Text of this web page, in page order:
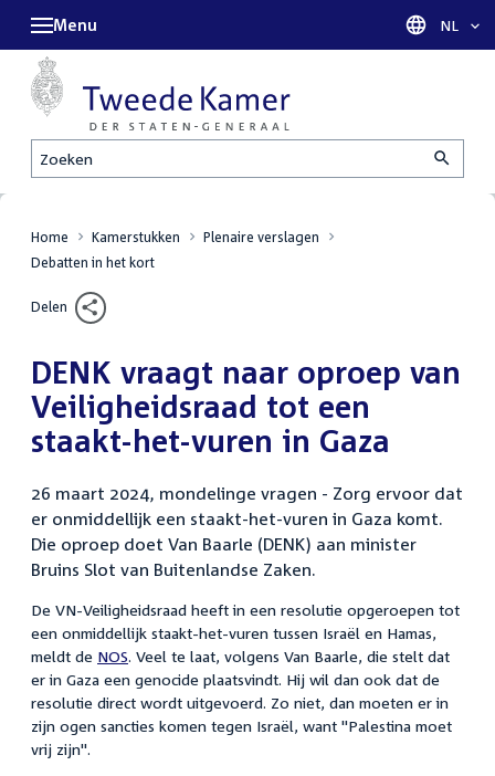
Zoeken
Menu Taal
NL
Home Kamerstukken
Plenaire verslagen
Debatten in het kort
Delen
DENK vraagt naar oproep van
Veiligheidsraad tot een
staakt-het-vuren in Gaza
26 maart 2024, mondelinge vragen - Zorg ervoor dat
er onmiddellijk een staakt-het-vuren in Gaza komt.
Die oproep doet Van Baarle (DENK) aan minister
Bruins Slot van Buitenlandse Zaken.
De VN-Veiligheidsraad heeft in een resolutie opgeroepen tot
een onmiddellijk staakt-het-vuren tussen Israël en Hamas,
meldt de NOS. Veel te laat, volgens Van Baarle, die stelt dat
er in Gaza een genocide plaatsvindt. Hij wil dan ook dat de
resolutie direct wordt uitgevoerd. Zo niet, dan moeten er in
zijn ogen sancties komen tegen Israël, want "Palestina moet
vrij zijn".